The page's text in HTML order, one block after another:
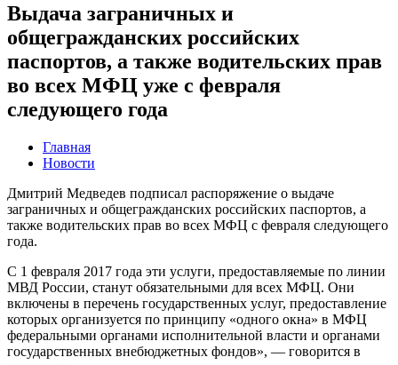
Выдача заграничных и
общегражданских российских
паспортов, а также водительских прав
во всех МФЦ уже с февраля
следующего года
Главная
Новости
Дмитрий Медведев подписал распоряжение о выдаче
заграничных и общегражданских российских паспортов, а
также водительских прав во всех МФЦ с февраля следующего
года.
С 1 февраля 2017 года эти услуги, предоставляемые по линии
МВД России, станут обязательными для всех МФЦ. Они
включены в перечень государственных услуг, предоставление
которых организуется по принципу «одного окна» в МФЦ
федеральными органами исполнительной власти и органами
государственных внебюджетных фондов», — говорится в